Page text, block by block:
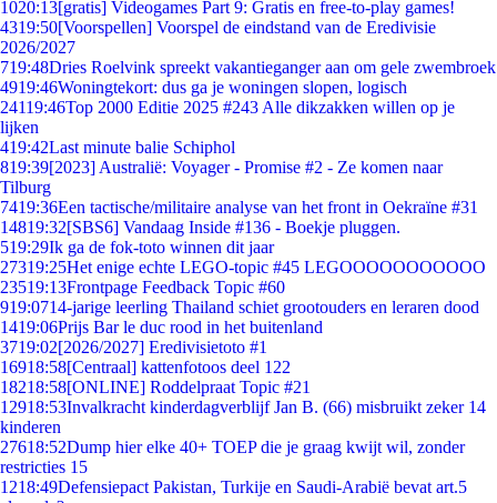
1020:13[gratis] Videogames Part 9: Gratis en free-to-play games!
4319:50[Voorspellen] Voorspel de eindstand van de Eredivisie
2026/2027
719:48Dries Roelvink spreekt vakantieganger aan om gele zwembroek
4919:46Woningtekort: dus ga je woningen slopen, logisch
24119:46Top 2000 Editie 2025 #243 Alle dikzakken willen op je
lijken
419:42Last minute balie Schiphol
819:39[2023] Australië: Voyager - Promise #2 - Ze komen naar
Tilburg
7419:36Een tactische/militaire analyse van het front in Oekraïne #31
14819:32[SBS6] Vandaag Inside #136 - Boekje pluggen.
519:29Ik ga de fok-toto winnen dit jaar
27319:25Het enige echte LEGO-topic #45 LEGOOOOOOOOOOO
23519:13Frontpage Feedback Topic #60
919:0714-jarige leerling Thailand schiet grootouders en leraren dood
1419:06Prijs Bar le duc rood in het buitenland
3719:02[2026/2027] Eredivisietoto #1
16918:58[Centraal] kattenfotoos deel 122
18218:58[ONLINE] Roddelpraat Topic #21
12918:53Invalkracht kinderdagverblijf Jan B. (66) misbruikt zeker 14
kinderen
27618:52Dump hier elke 40+ TOEP die je graag kwijt wil, zonder
restricties 15
1218:49Defensiepact Pakistan, Turkije en Saudi-Arabië bevat art.5